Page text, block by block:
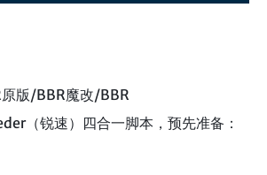
版/BBR魔改/BBR
（锐速）四合一脚本，预先准备：